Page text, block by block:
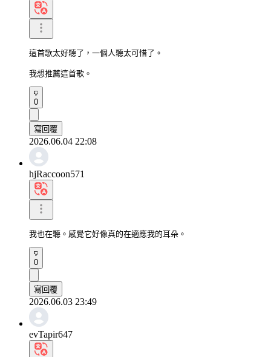
這首歌太好聽了，一個人聽太可惜了。
我想推薦這首歌。
0
寫回覆
2026.06.04 22:08
hjRaccoon571
我也在聽。感覺它好像真的在適應我的耳朵。
0
寫回覆
2026.06.03 23:49
evTapir647